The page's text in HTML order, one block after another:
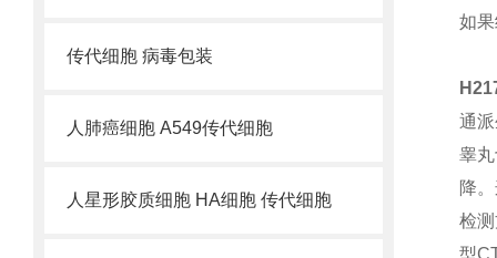
传代细胞 病毒包装
人肺癌细胞 A549传代细胞
人星形胶质细胞 HA细胞 传代细胞
如
通
睾
降
检
型